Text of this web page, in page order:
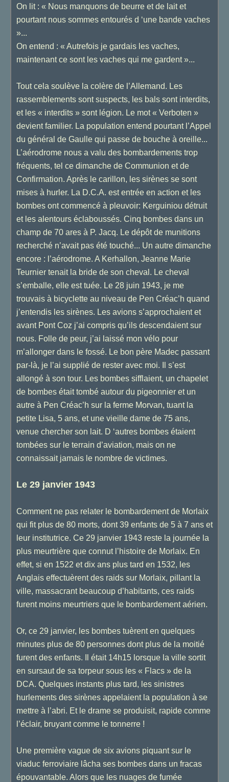
On lit : « Nous manquons de beurre et de lait et
pourtant nous sommes entourés d ‘une bande vaches
»...
On entend : « Autrefois je gardais les vaches,
maintenant ce sont les vaches qui me gardent »...
Tout cela soulève la colère de l’Allemand. Les
rassemblements sont suspects, les bals sont interdits,
et les « interdits » sont légion. Le mot « Verboten »
devient familier. La population entend pourtant l’Appel
du général de Gaulle qui passe de bouche à oreille...
L’aérodrome nous a valu des bombardements trop
fréquents, tel ce dimanche de Communion et de
Confirmation. Après le carillon, les sirènes se sont
mises à hurler. La D.C.A. est entrée en action et les
bombes ont commencé à pleuvoir: Kerguiniou détruit
et les alentours éclaboussés. Cinq bombes dans un
champ de 70 ares à P. Jacq. Le dépôt de munitions
recherché n’avait pas été touché... Un autre dimanche
encore : l’aérodrome. A Kerhallon, Jeanne Marie
Teurnier tenait la bride de son cheval. Le cheval
s’emballe, elle est tuée. Le 28 juin 1943, je me
trouvais à bicyclette au niveau de Pen Créac’h quand
j’entendis les sirènes. Les avions s’approchaient et
avant Pont Coz j’ai compris qu’ils descendaient sur
nous. Folle de peur, j’ai laissé mon vélo pour
m’allonger dans le fossé. Le bon père Madec passant
par-là, je l’ai supplié de rester avec moi. Il s’est
allongé à son tour. Les bombes sifflaient, un chapelet
de bombes était tombé autour du pigeonnier et un
autre à Pen Créac’h sur la ferme Morvan, tuant la
petite Lisa, 5 ans, et une vieille dame de 75 ans,
venue chercher son lait. D ‘autres bombes étaient
tombées sur le terrain d’aviation, mais on ne
connaissait jamais le nombre de victimes.
Le 29 janvier 1943
Comment ne pas relater le bombardement de Morlaix
qui fit plus de 80 morts, dont 39 enfants de 5 à 7 ans et
leur institutrice. Ce 29 janvier 1943 reste la journée la
plus meurtrière que connut l’histoire de Morlaix. En
effet, si en 1522 et dix ans plus tard en 1532, les
Anglais effectuèrent des raids sur Morlaix, pillant la
ville, massacrant beaucoup d’habitants, ces raids
furent moins meurtriers que le bombardement aérien.
Or, ce 29 janvier, les bombes tuèrent en quelques
minutes plus de 80 personnes dont plus de la moitié
furent des enfants. Il était 14h15 lorsque la ville sortit
en sursaut de sa torpeur sous les « Flacs » de la
DCA. Quelques instants plus tard, les sinistres
hurlements des sirènes appelaient la population à se
mettre à l’abri. Et le drame se produisit, rapide comme
l’éclair, bruyant comme le tonnerre !
Une première vague de six avions piquant sur le
viaduc ferroviaire lâcha ses bombes dans un fracas
épouvantable. Alors que les nuages de fumée